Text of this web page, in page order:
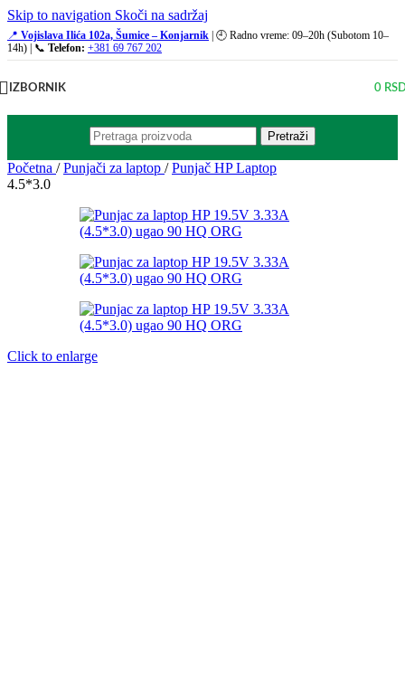
Skip to navigation Skoči na sadržaj
📍 Vojislava Ilića 102a, Šumice – Konjarnik | 🕘 Radno vreme: 09–20h (Subotom 10–
14h) | 📞 Telefon: +381 69 767 202
IZBORNIK 0
Pretraži
Početna / Punjači za laptop / Punjač HP Laptop
4.5*3.0
Click to enlarge